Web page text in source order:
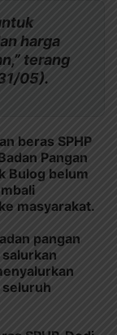
harga
terang
05).
beras SPHP
Pangan
Bulog belum
masyarakat.
pangan